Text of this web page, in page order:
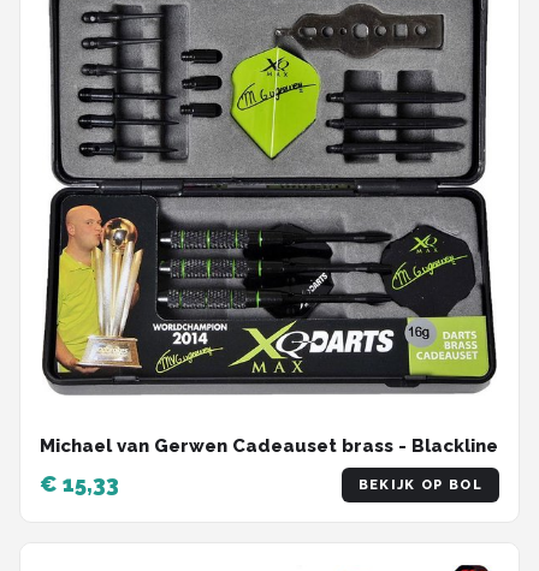
Michael van Gerwen Cadeauset brass - Blackline
€ 15,33 BEKIJK OP BOL